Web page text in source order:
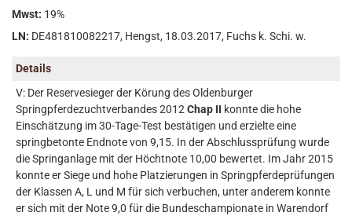
Mwst: 19%
LN: DE481810082217, Hengst, 18.03.2017, Fuchs k. Schi. w.
Details
V: Der Reservesieger der Körung des Oldenburger
Springpferdezuchtverbandes 2012Chap II konnte die hohe
Einschätzung im 30-Tage-Test bestätigen und erzielte eine
springbetonte Endnote von 9,15. In der Abschlussprüfung wurde
die Springanlage mit der Höchtnote 10,00 bewertet. Im Jahr 2015
konnte er Siege und hohe Platzierungen in Springpferdeprüfungen
der Klassen A, L und M für sich verbuchen, unter anderem konnte
er sich mit der Note 9,0 für die Bundeschampionate in Warendorf